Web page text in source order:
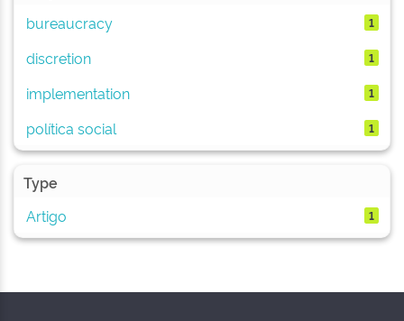
bureaucracy
1
discretion 1
implementation 1
política social 1
Type
Artigo
1